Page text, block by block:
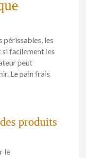
périssables, les
facilement les
peut
Le pain frais
produits
le